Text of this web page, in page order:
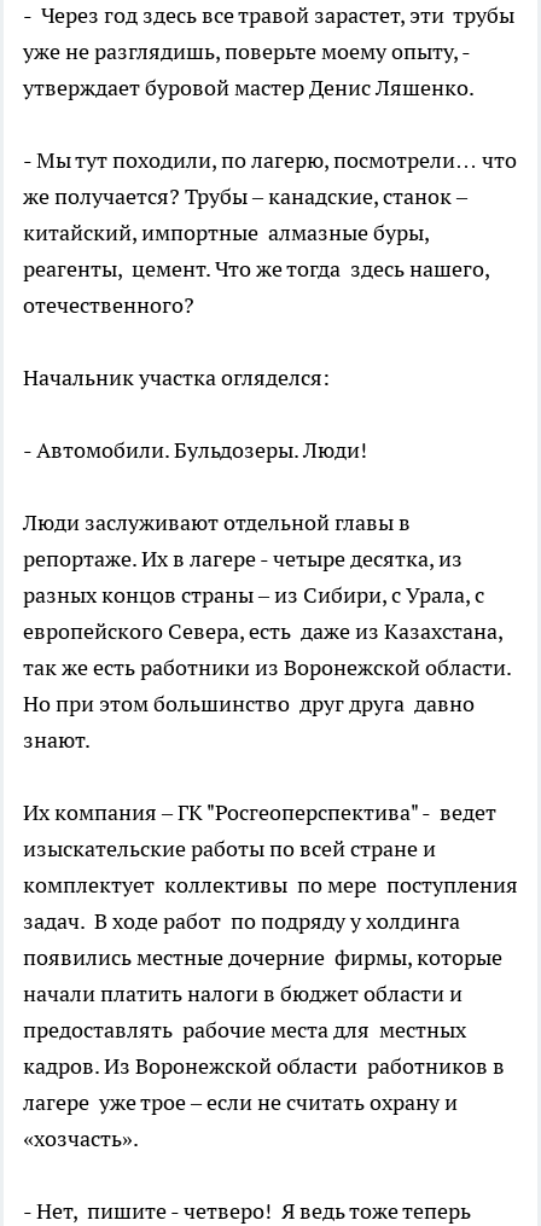
- Через год здесь все травой зарастет, эти трубы
уже не разглядишь, поверьте моему опыту, -
утверждает буровой мастер Денис Ляшенко.
- Мы тут походили, по лагерю, посмотрели… что
же получается? Трубы – канадские, станок –
китайский, импортные алмазные буры,
реагенты, цемент. Что же тогда здесь нашего,
отечественного?
Начальник участка огляделся:
- Автомобили. Бульдозеры. Люди!
Люди заслуживают отдельной главы в
репортаже. Их в лагере - четыре десятка, из
разных концов страны – из Сибири, с Урала, с
европейского Севера, есть даже из Казахстана,
так же есть работники из Воронежской области.
Но при этом большинство друг друга давно
знают.
Их компания – ГК "Росгеоперспектива" - ведет
изыскательские работы по всей стране и
комплектует коллективы по мере поступления
задач. В ходе работ по подряду у холдинга
появились местные дочерние фирмы, которые
начали платить налоги в бюджет области и
предоставлять рабочие места для местных
кадров. Из Воронежской области работников в
лагере уже трое – если не считать охрану и
«хозчасть».
- Нет, пишите - четверо! Я ведь тоже теперь